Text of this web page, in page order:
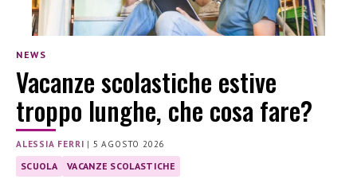
NEWS
Vacanze scolastiche estive
troppo lunghe, che cosa fare?
ALESSIA FERRI | 5 AGOSTO 2026
SCUOLA VACANZE SCOLASTICHE